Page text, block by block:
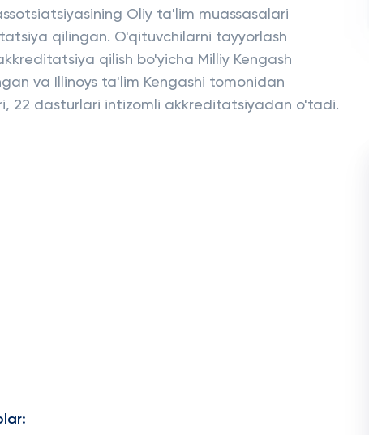
Oliy ta'lim muassasalari
qilingan. O'qituvchilarni tayyorlash
qilish bo'yicha Milliy Kengash
va Illinoys ta'lim Kengashi tomonidan
22 dasturlari intizomli akkreditatsiyadan o'tadi.